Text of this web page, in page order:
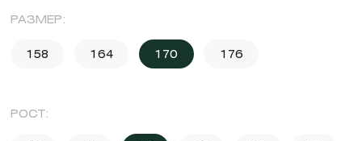
РАЗМЕР:
158 164 170 176
РОСТ: